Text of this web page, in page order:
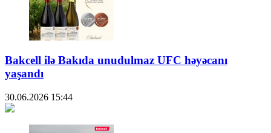
Bakcell ilə Bakıda unudulmaz UFC həyəcanı
yaşandı
30.06.2026 15:44